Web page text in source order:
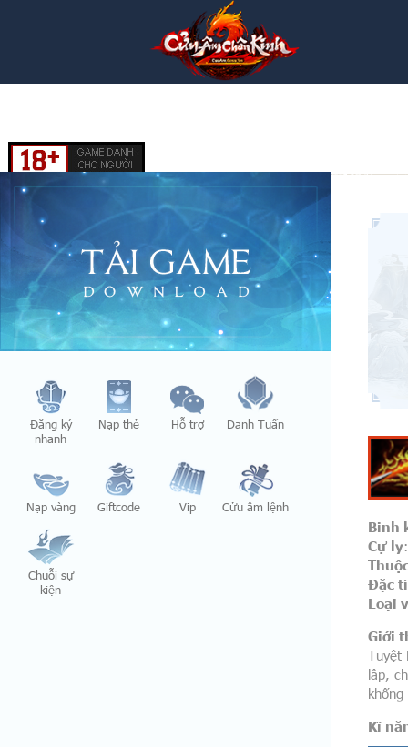
Đăng ký
nhanh
Nạp thẻ Hỗ trợ Danh Tuấn
Nạp vàng Giftcode Vip Cửu âm lệnh
Chuỗi sự
kiện
Binh
Cự ly
Đặc
Loại
Giới
Tuyệt
lập,
Kĩ